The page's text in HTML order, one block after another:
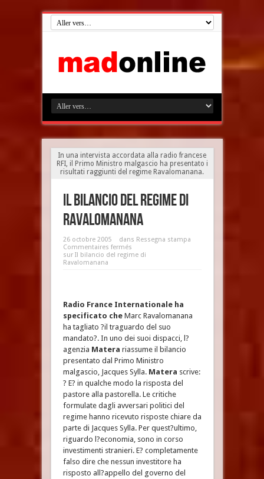
In una intervista accordata alla radio francese
RFI, il Primo Ministro malgascio ha presentato i
risultati raggiunti del regime Ravalomanana.
Il bilancio del regime di
Ravalomanana
26 octobre 2005 dans Ressegna stampa
Commentaires fermés
sur Il bilancio del regime di
Ravalomanana
Radio France Internationale ha
specificato che Marc Ravalomanana
ha tagliato ?il traguardo del suo
mandato?. In uno dei suoi dispacci, l?
agenzia Matera riassume il bilancio
presentato dal Primo Ministro
malgascio, Jacques Sylla. Matera scrive:
? E? in qualche modo la risposta del
pastore alla pastorella. Le critiche
formulate dagli avversari politici del
regime hanno ricevuto risposte chiare da
parte di Jacques Sylla. Per quest?ultimo,
riguardo l?economia, sono in corso
investimenti stranieri. E? completamente
falso dire che nessun investitore ha
risposto all?appello del governo del